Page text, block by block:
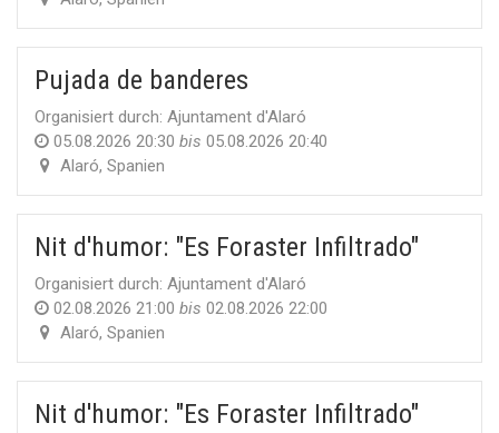
Pujada de banderes
Organisiert durch: Ajuntament d'Alaró
05.08.2026 20:30 bis 05.08.2026 20:40
Alaró,Spanien
Nit d'humor: "Es Foraster Infiltrado"
Organisiert durch: Ajuntament d'Alaró
02.08.2026 21:00 bis 02.08.2026 22:00
Alaró,Spanien
Nit d'humor: "Es Foraster Infiltrado"